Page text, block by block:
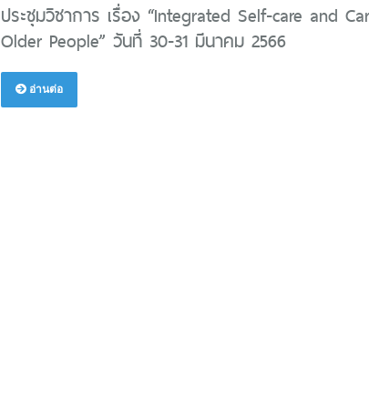
ประชุมวิชาการ เรื่อง “Integrated Self-care and
Older People” วันที่ 30-31 มีนาคม 2566
อ่านต่อ